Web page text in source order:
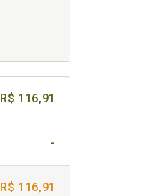
R$ 116,91
-
R$ 116,91